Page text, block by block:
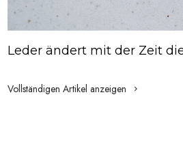
Leder ändert mit der Zeit
Vollständigen Artikel anzeigen